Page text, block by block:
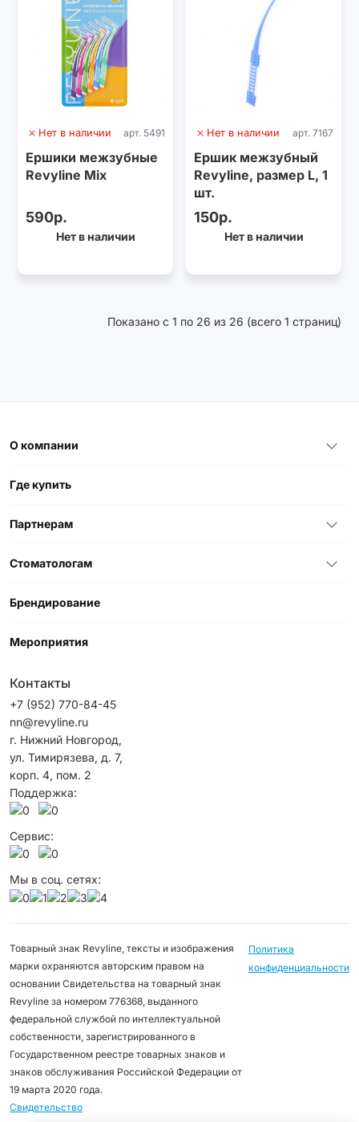
Нет в наличии арт. 5491
Ершики межзубные
Revyline Mix
590р.
Нет в наличии
Нет в наличии арт. 7167
Ершик межзубный
Revyline, размер L, 1
шт.
150р.
Нет в наличии
Показано с 1 по 26 из 26 (всего 1 страниц)
О компании
Где купить
Партнерам
Стоматологам
Брендирование
Мероприятия
Контакты
+7 (952) 770-84-45
nn@revyline.ru
г. Нижний Новгород,
ул. Тимирязева, д. 7,
корп. 4, пом. 2
Поддержка:
Сервис:
Мы в соц. сетях:
Товарный знак Revyline, тексты и изображения
марки охраняются авторским правом на
основании Свидетельства на товарный знак
Revyline за номером 776368, выданного
федеральной службой по интеллектуальной
собственности, зарегистрированного в
Государственном реестре товарных знаков и
знаков обслуживания Российской Федерации от
19 марта 2020 года.
Свидетельство
Политика
конфиденциальности